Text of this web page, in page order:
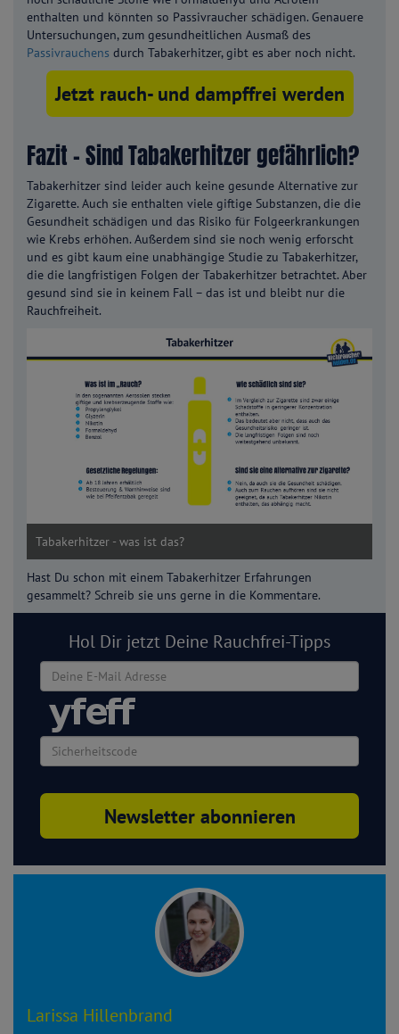
enthalten und könnten so Passivraucher schädigen. Genauere
Untersuchungen, zum gesundheitlichen Ausmaß des
Passivrauchens durch Tabakerhitzer, gibt es aber noch nicht.
Jetzt rauch- und dampffrei werden
Fazit – Sind Tabakerhitzer gefährlich?
Tabakerhitzer sind leider auch keine gesunde Alternative zur
Zigarette. Auch sie enthalten viele giftige Substanzen, die die
Gesundheit schädigen und das Risiko für Folgeerkrankungen
wie Krebs erhöhen. Außerdem sind sie noch wenig erforscht
und es gibt kaum eine unabhängige Studie zu Tabakerhitzer,
die die langfristigen Folgen der Tabakerhitzer betrachtet. Aber
gesund sind sie in keinem Fall – das ist und bleibt nur die
Rauchfreiheit.
Tabakerhitzer - was ist das?
Hast Du schon mit einem Tabakerhitzer Erfahrungen
gesammelt? Schreib sie uns gerne in die Kommentare.
Hol Dir jetzt Deine Rauchfrei-Tipps
Larissa Hillenbrand